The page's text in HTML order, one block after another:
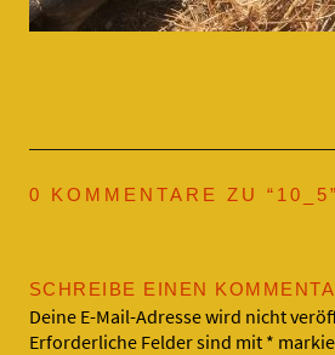
0 KOMMENTARE ZU “ 10_5”
SCHREIBE EINEN
Deine E-Mail-Adresse wird nicht
Erforderliche Felder sind mit *